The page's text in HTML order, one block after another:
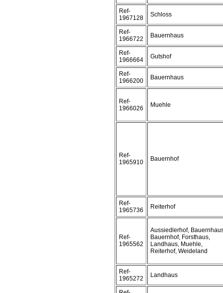
Ref-
1967128
Schloss
Ref-
1966722
Bauernhaus
Ref-
1966664
Gutshof
Ref-
1966200
Bauernhaus
Ref-
1966026
Muehle
Ref-
1965910
Bauernhof
Ref-
1965736
Reiterhof
Ref-
1965562
Aussiedlerhof,
Bauernhof, Forsthaus,
Landhaus, Muehle,
Reiterhof, Weideland
Ref-
1965272
Landhaus